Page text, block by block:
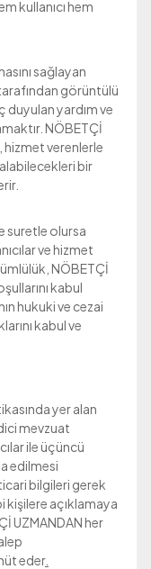
kullanıcı hem
sağlayan
görüntülü
duyulan yardım ve
NÖBETÇİ
hizmet verenlerle
bir
suretle olursa
ve hizmet
NÖBETÇİ
kabul
hukuki ve cezai
kabul ve
yer alan
mevzuat
ile üçüncü
edilmesi
bilgileri gerek
kişilere açıklamaya
UZMANDAN her
eder.